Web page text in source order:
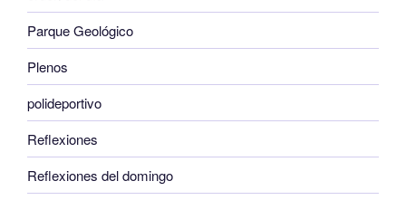
Parque Geológico
Plenos
polideportivo
Reflexiones
Reflexiones del domingo